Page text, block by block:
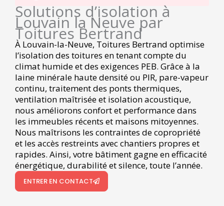
Solutions d’isolation à
Louvain la Neuve par
Toitures Bertrand
À Louvain-la-Neuve, Toitures Bertrand optimise
l’isolation des toitures en tenant compte du
climat humide et des exigences PEB. Grâce à la
laine minérale haute densité ou PIR, pare-vapeur
continu, traitement des ponts thermiques,
ventilation maîtrisée et isolation acoustique,
nous améliorons confort et performance dans
les immeubles récents et maisons mitoyennes.
Nous maîtrisons les contraintes de copropriété
et les accès restreints avec chantiers propres et
rapides. Ainsi, votre bâtiment gagne en efficacité
énergétique, durabilité et silence, toute l’année.
ENTRER EN CONTACT